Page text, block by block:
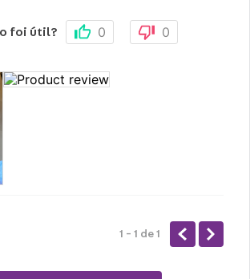
foi útil? 0 0
1 - 1 de 1